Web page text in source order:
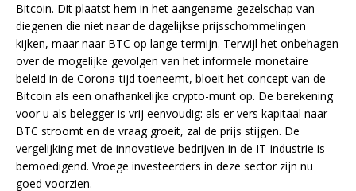
Bitcoin. Dit plaatst hem in het aangename gezelschap van
diegenen die niet naar de dagelijkse prijsschommelingen
kijken, maar naar BTC op lange termijn. Terwijl het onbehagen
over de mogelijke gevolgen van het informele monetaire
beleid in de Corona-tijd toeneemt, bloeit het concept van de
Bitcoin als een onafhankelijke crypto-munt op. De berekening
voor u als belegger is vrij eenvoudig: als er vers kapitaal naar
BTC stroomt en de vraag groeit, zal de prijs stijgen. De
vergelijking met de innovatieve bedrijven in de IT-industrie is
bemoedigend. Vroege investeerders in deze sector zijn nu
goed voorzien.